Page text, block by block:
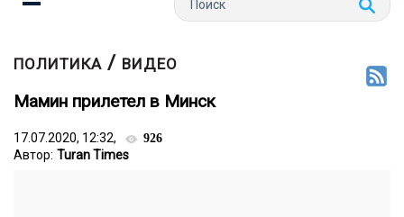
ПОЛИТИКА / ВИДЕО
Мамин прилетел в Минск
17.07.2020, 12:32, 926
Автор: Turan Times